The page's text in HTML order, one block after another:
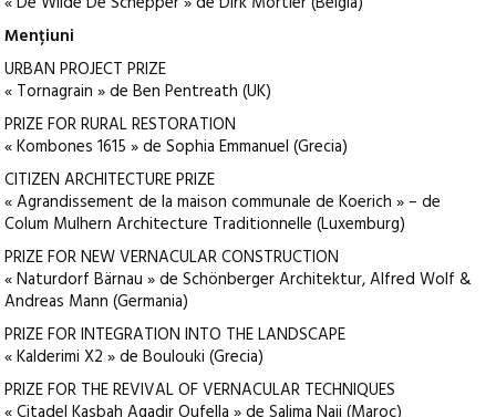
Mențiuni
URBAN PROJECT PRIZE
« Tornagrain » de Ben Pentreath (UK)
PRIZE FOR RURAL RESTORATION
« Kombones 1615 » de Sophia Emmanuel (Grecia)
CITIZEN ARCHITECTURE PRIZE
« Agrandissement de la maison communale de Koerich » – de
Colum Mulhern Architecture Traditionnelle (Luxemburg)
PRIZE FOR NEW VERNACULAR CONSTRUCTION
« Naturdorf Bärnau » de Schönberger Architektur, Alfred Wolf &
Andreas Mann (Germania)
PRIZE FOR INTEGRATION INTO THE LANDSCAPE
« Kalderimi X2 » de Boulouki (Grecia)
PRIZE FOR THE REVIVAL OF VERNACULAR TECHNIQUES